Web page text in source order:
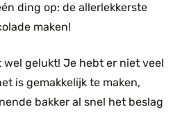
ding op: de allerlekkerste
maken!
gelukt! Je hebt er niet veel
is gemakkelijk te maken,
bakker al snel het beslag